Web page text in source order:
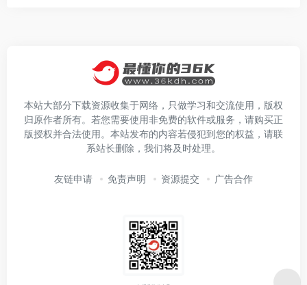
本站大部分下载资源收集于网络，只做学习和交流使用，版权
归原作者所有。若您需要使用非免费的软件或服务，请购买正
版授权并合法使用。本站发布的内容若侵犯到您的权益，请联
系站长删除，我们将及时处理。
友链申请 免责声明 资源提交 广告合作